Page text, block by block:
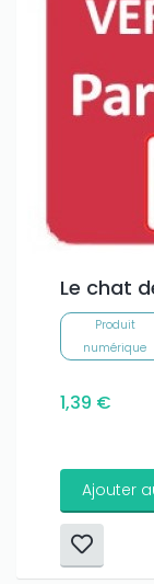
Le chat
Produit
numérique
1,39 €
Ajouter